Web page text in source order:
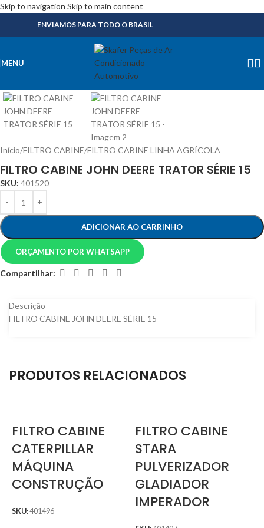
Skip to navigation Skip to main content
ENVIAMOS PARA TODO O BRASIL
MENU
Início/FILTRO CABINE/FILTRO CABINE LINHA AGRÍCOLA
FILTRO CABINE JOHN DEERE TRATOR SÉRIE 15
SKU: 401520
ADICIONAR AO CARRINHO
ORÇAMENTO POR WHATSAPP
Compartilhar:
Descrição
FILTRO CABINE JOHN DEERE SÉRIE 15
PRODUTOS RELACIONADOS
FILTRO CABINE
CATERPILLAR
MÁQUINA
CONSTRUÇÃO
SKU:401496
FILTRO CABINE
STARA
PULVERIZADOR
GLADIADOR
IMPERADOR